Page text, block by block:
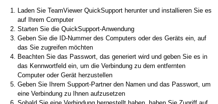
Laden Sie TeamViewer QuickSupport herunter und installieren Sie es
auf Ihrem Computer
Starten Sie die QuickSupport-Anwendung
Geben Sie die ID-Nummer des Computers oder des Geräts ein, auf
das Sie zugreifen möchten
Beachten Sie das Passwort, das generiert wird und geben Sie es in
das Kennwortfeld ein, um die Verbindung zu dem entfernten
Computer oder Gerät herzustellen
Geben Sie Ihrem Support-Partner den Namen und das Passwort, um
eine Verbindung zu Ihnen aufzusetzen